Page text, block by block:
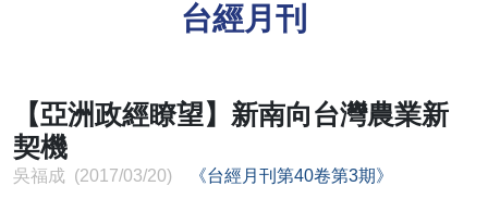
台經月刊
【亞洲政經瞭望】新南向台灣農業新
契機
吳福成 (2017/03/20) 《台經月刊第40卷第3期》